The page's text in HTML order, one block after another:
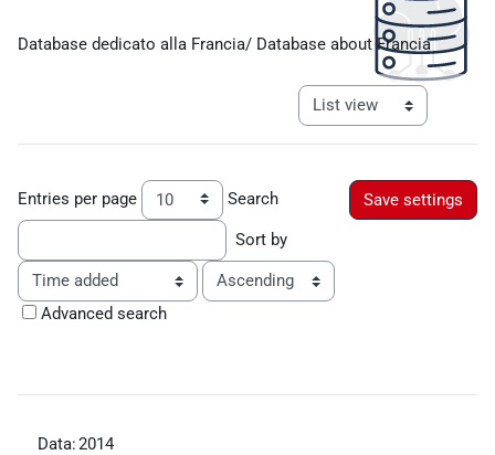
Database dedicato alla Francia/ Database about Francia
View mode tertiary
Entries per page Search
Sort by
Order
Advanced search
Data:2014